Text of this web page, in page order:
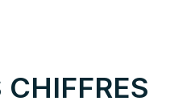
CHIFFRES